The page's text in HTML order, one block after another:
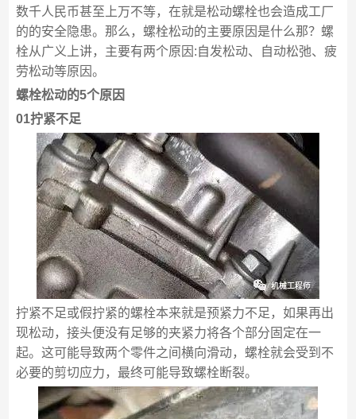
数千人民币甚至上万不等，在就是松动螺栓也会造成工厂
的的安全隐患。那么，螺栓松动的主要原因是什么那？螺
栓从广义上讲，主要有两个原因:自发松动、自动松弛、疲
劳松动等原因。
螺栓松动的5个原因
01拧紧不足
拧紧不足或假拧紧的螺栓本来就是预紧力不足，如果再出
现松动，接头便没有足够的夹紧力将各个部分固定在一
起。这可能导致两个零件之间横向滑动，螺栓就会受到不
必要的剪切应力，最终可能导致螺栓断裂。